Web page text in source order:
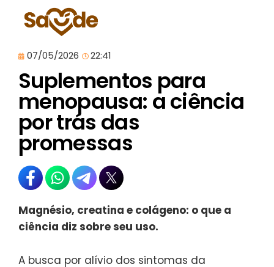
07/05/2026 22:41
Suplementos para
menopausa: a ciência
por trás das
promessas
Magnésio, creatina e colágeno: o que a
ciência diz sobre seu uso.
A busca por alívio dos sintomas da